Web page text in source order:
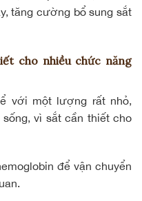
tăng cường bổ sung sắt
cho nhiều chức năng
với một lượng rất nhỏ,
vì sắt cần thiết cho
để vận chuyển